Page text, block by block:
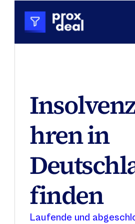
hren in
finden
Laufende und